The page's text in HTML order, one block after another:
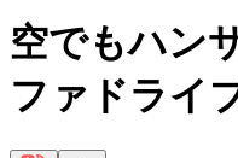
空でもハン
ファドライ